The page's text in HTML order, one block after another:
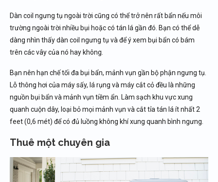
Dàn coil ngưng tụ ngoài trời cũng có thể trở nên rất bẩn nếu môi
trường ngoài trời nhiều bụi hoặc có tán lá gần đó. Bạn có thể dễ
dàng nhìn thấy dàn coil ngưng tụ và để ý xem bụi bẩn có bám
trên các vây của nó hay không.
Bạn nên hạn chế tối đa bụi bẩn, mảnh vụn gần bộ phận ngưng tụ.
Lỗ thông hơi của máy sấy, lá rụng và máy cắt cỏ đều là những
nguồn bụi bẩn và mảnh vụn tiềm ẩn. Làm sạch khu vực xung
quanh cuộn dây, loại bỏ mọi mảnh vụn và cắt tỉa tán lá ít nhất 2
feet (0,6 mét) để có đủ luồng không khí xung quanh bình ngưng.
Thuê một chuyên gia